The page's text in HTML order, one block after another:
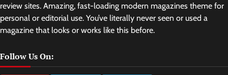
review sites. Amazing, fast-loading modern magazines theme for
personal or editorial use. You’ve literally never seen or used a
magazine that looks or works like this before.
Follow Us On: